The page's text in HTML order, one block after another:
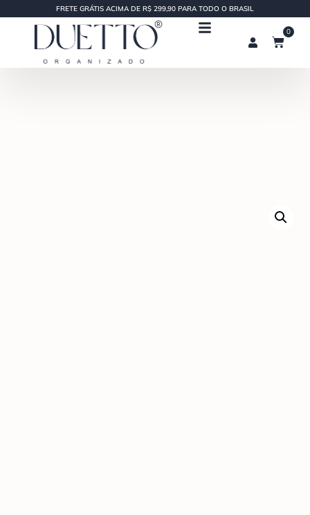
FRETE GRÁTIS ACIMA DE R$ 299,90 PARA TODO O BRASIL
0